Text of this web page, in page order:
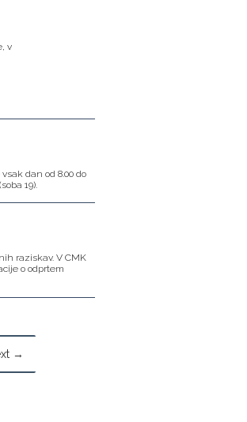
v
dan od 8.00 do
19).
raziskav. V CMK
o odprtem
→